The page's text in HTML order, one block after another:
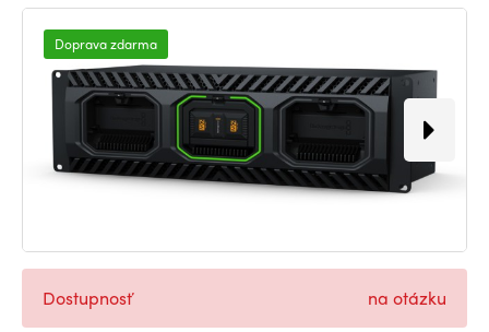
Doprava zdarma
Dostupnosť na otázku